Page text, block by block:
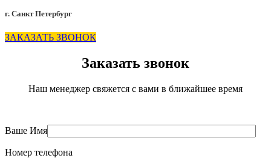
г. Санкт Петербург
ЗАКАЗАТЬ ЗВОНОК
Заказать звонок
Наш менеджер свяжется с вами в ближайшее время
Ваше Имя
Номер телефона